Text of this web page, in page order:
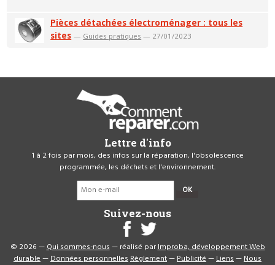
Pièces détachées électroménager : tous les
sites — Guides pratiques — 27/01/2023
Lettre d'info
1 à 2 fois par mois, des infos sur la réparation, l'obsolescence
programmée, les déchets et l'environnement.
OK
Suivez-nous
© 2026 —Qui sommes-nous— réalisé parImproba, développement Web
durable—Données personnellesRèglement—Publicité—Liens—Nous